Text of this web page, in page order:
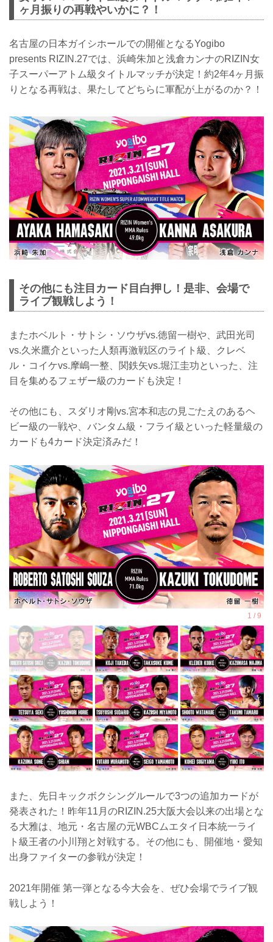
ヶ月振りの再戦やいかに？！
名古屋の日本ガイシホールでの開催となるYogibo
presents RIZIN.27では、浜崎朱加と浅倉カンナのRIZIN女
子スーパーアトム級タイトルマッチが決定！約2年4ヶ月振
りとなる再戦は、果たしてどちらに軍配が上がるのか？！
その他にも注目カード目白押し！是非、会場で
ライブ観戦しよう！
またホベルト・サトシ・ソウザvs.徳留一樹や、武田光司
vs.久米鷹介といった人類再激戦区のライト級、クレベ
ル・コイケvs.摩嶋一整、関鉄矢vs.堀江圭功といった、注
目を集めるフェザー級のカードも決定！
その他にも、スダリオ剛vs.宮本和志の見ごたえのあるヘ
ビー級の一戦や、バンタム級・フライ級といった軽量級の
カードも4カード決定済みだ！
また、先日キックボクシングルールで3つの追加カードが
発表された！昨年11月のRIZIN.25大阪大会以来の出場とな
る大雅は、地元・名古屋の元WBCムエタイ日本統一ライ
ト級王者の小川翔と対戦する。その他にも、開催地・愛知
出身ファイターの参戦が決定！
2021年開催 第一弾となる今大会を、ぜひ会場でライブ観
戦しよう！